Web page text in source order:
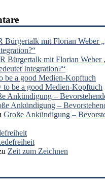
Bürgertalk mit Florian Weber
Bürgertalk mit Florian Weber
Integration?“
be a good Medien-Kopftuch
to be a good Medien-Kopftuch
Ankündigung –
Ankündigung –
Große Ankündigung –
Zeit zum Zeichnen